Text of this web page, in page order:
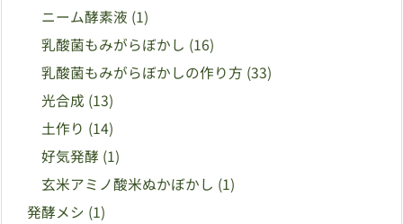
ニーム酵素液 (1)
乳酸菌もみがらぼかし (16)
乳酸菌もみがらぼかしの作り方 (33)
光合成 (13)
土作り (14)
好気発酵 (1)
玄米アミノ酸米ぬかぼかし (1)
発酵メシ (1)